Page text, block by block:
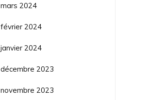
mars 2024
février 2024
janvier 2024
décembre 2023
novembre 2023